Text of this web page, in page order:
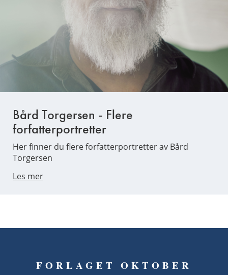
Bård Torgersen - Flere
forfatterportretter
Her finner du flere forfatterportretter av Bård
Torgersen
Les mer
FORLAGET OKTOBER